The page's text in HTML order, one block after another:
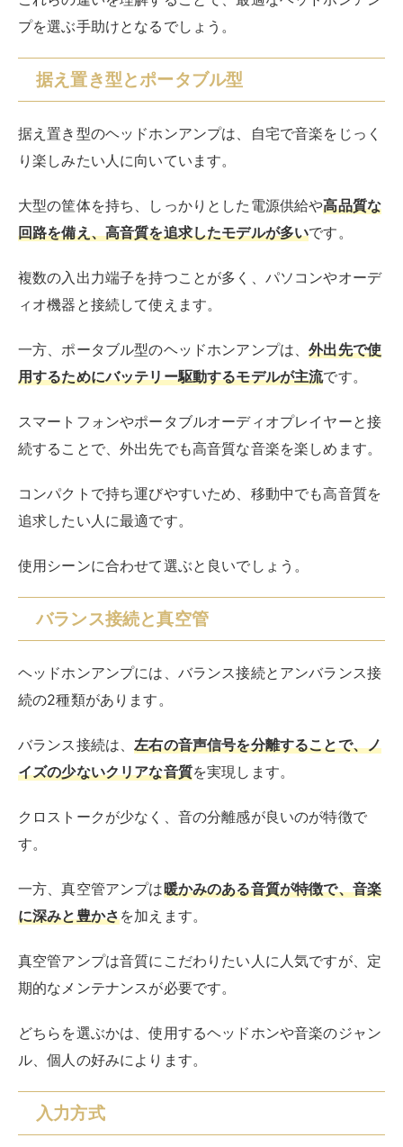
プを選ぶ手助けとなるでしょう。
据え置き型とポータブル型
据え置き型のヘッドホンアンプは、自宅で音楽をじっく
り楽しみたい人に向いています。
大型の筐体を持ち、しっかりとした電源供給や高品質な
回路を備え、高音質を追求したモデルが多いです。
複数の入出力端子を持つことが多く、パソコンやオーデ
ィオ機器と接続して使えます。
一方、ポータブル型のヘッドホンアンプは、外出先で使
用するためにバッテリー駆動するモデルが主流です。
スマートフォンやポータブルオーディオプレイヤーと接
続することで、外出先でも高音質な音楽を楽しめます。
コンパクトで持ち運びやすいため、移動中でも高音質を
追求したい人に最適です。
使用シーンに合わせて選ぶと良いでしょう。
バランス接続と真空管
ヘッドホンアンプには、バランス接続とアンバランス接
続の2種類があります。
バランス接続は、左右の音声信号を分離することで、ノ
イズの少ないクリアな音質を実現します。
クロストークが少なく、音の分離感が良いのが特徴で
す。
一方、真空管アンプは暖かみのある音質が特徴で、音楽
に深みと豊かさを加えます。
真空管アンプは音質にこだわりたい人に人気ですが、定
期的なメンテナンスが必要です。
どちらを選ぶかは、使用するヘッドホンや音楽のジャン
ル、個人の好みによります。
入力方式